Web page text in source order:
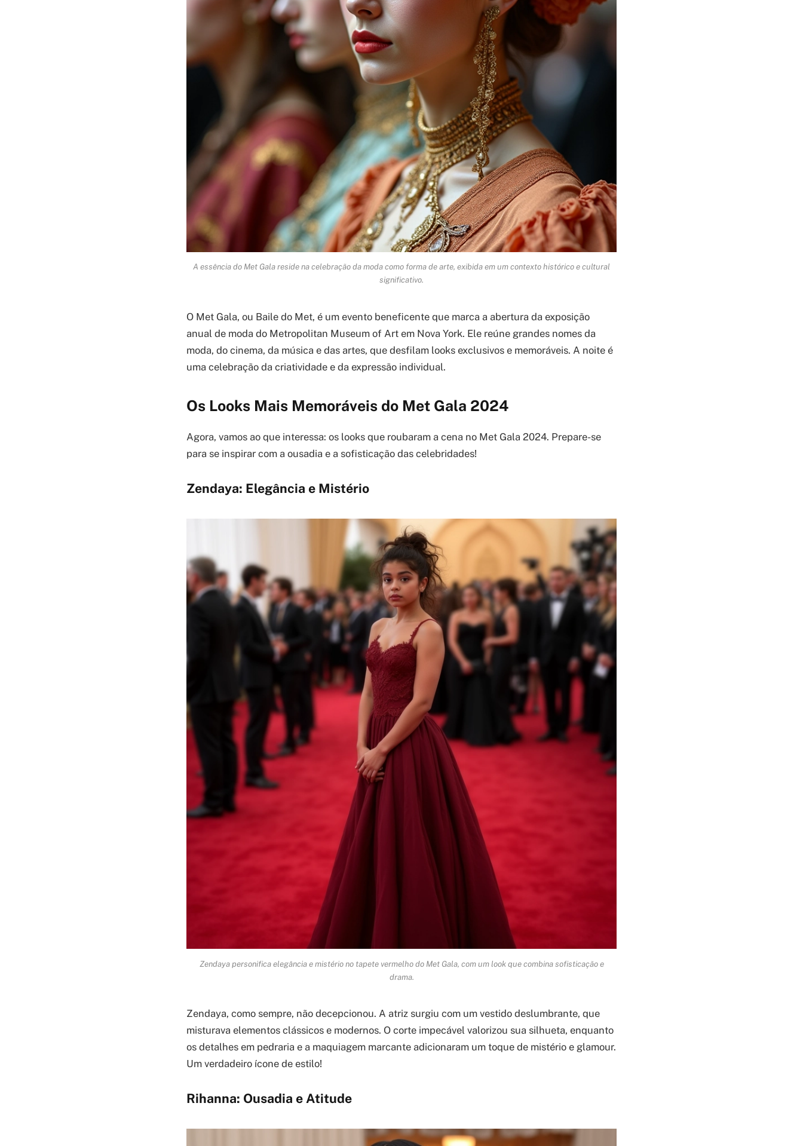
A essência do Met Gala reside na celebração da moda como forma de arte, exibida em um contexto histórico e cultural
significativo.
O Met Gala, ou Baile do Met, é um evento beneficente que marca a abertura da exposição
anual de moda do Metropolitan Museum of Art em Nova York. Ele reúne grandes nomes da
moda, do cinema, da música e das artes, que desfilam looks exclusivos e memoráveis. A noite é
uma celebração da criatividade e da expressão individual.
Os Looks Mais Memoráveis do Met Gala 2024
Agora, vamos ao que interessa: os looks que roubaram a cena no Met Gala 2024. Prepare-se
para se inspirar com a ousadia e a sofisticação das celebridades!
Zendaya: Elegância e Mistério
Zendaya personifica elegância e mistério no tapete vermelho do Met Gala, com um look que combina sofisticação e
drama.
Zendaya, como sempre, não decepcionou. A atriz surgiu com um vestido deslumbrante, que
misturava elementos clássicos e modernos. O corte impecável valorizou sua silhueta, enquanto
os detalhes em pedraria e a maquiagem marcante adicionaram um toque de mistério e glamour.
Um verdadeiro ícone de estilo!
Rihanna: Ousadia e Atitude